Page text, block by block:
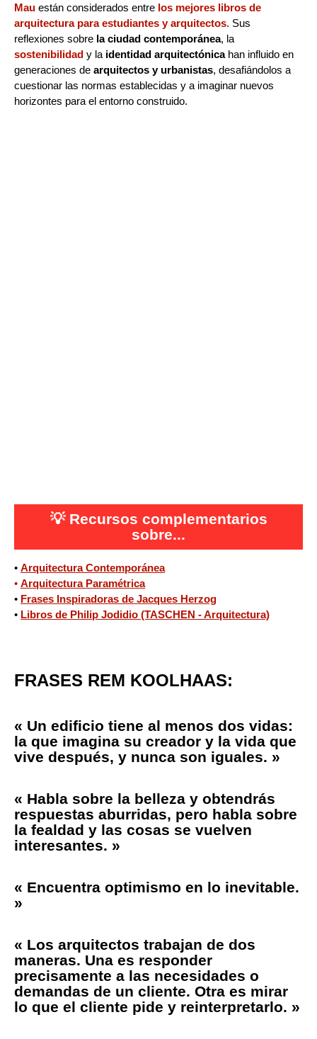
Mau están considerados entre los mejores libros de
arquitectura para estudiantes y arquitectos. Sus
reflexiones sobre la ciudad contemporánea, la
sostenibilidad y la identidad arquitectónicahan influido en
generaciones de arquitectos y urbanistas, desafiándolos a
cuestionar las normas establecidas y a imaginar nuevos
horizontes para el entorno construido.
💡 Recursos complementarios
sobre...
• Arquitectura Contemporánea
• Arquitectura Paramétrica
• Frases Inspiradoras de Jacques Herzog
• Libros de Philip Jodidio (TASCHEN - Arquitectura)
FRASES REM KOOLHAAS:
« Un edificio tiene al menos dos vidas:
la que imagina su creador y la vida que
vive después, y nunca son iguales. »
« Habla sobre la belleza y obtendrás
respuestas aburridas, pero habla sobre
la fealdad y las cosas se vuelven
interesantes. »
« Encuentra optimismo en lo inevitable.
»
« Los arquitectos trabajan de dos
maneras. Una es responder
precisamente a las necesidades o
demandas de un cliente. Otra es mirar
lo que el cliente pide y reinterpretarlo. »